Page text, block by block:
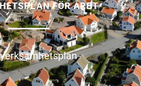
FÖR ÅRET